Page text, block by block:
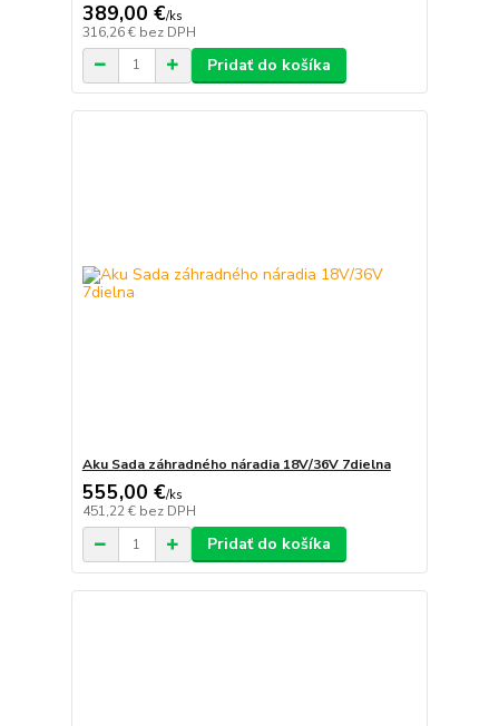
389,00 €/ks
316,26 € bez DPH
Pridať do košíka
Aku Sada záhradného náradia 18V/36V 7dielna
555,00 €/ks
451,22 € bez DPH
Pridať do košíka